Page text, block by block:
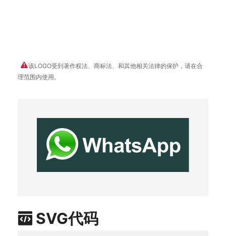
该LOGO受到著作权法、商标法、和其他相关法律的保护，请在合
理范围内使用。
SVG代码